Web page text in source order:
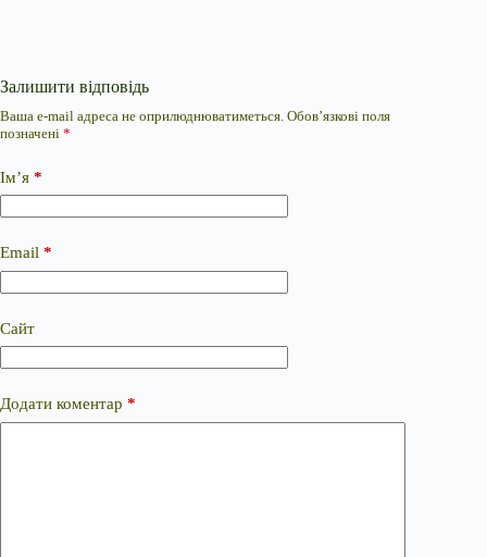
Залишити відповідь
Ваша e-mail адреса не оприлюднюватиметься. Обов’язкові поля
позначені *
Ім’я *
Email *
Сайт
Додати коментар *